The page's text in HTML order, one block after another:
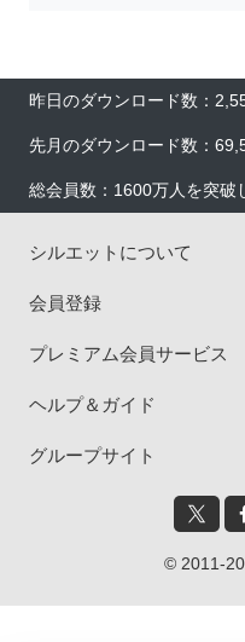
昨日のダウンロード数：
先月のダウンロード数：
総会員数：1600万人を突破
シルエットについて
会員登録
プレミアム会員サービス
ヘルプ＆ガイド
グループサイト
© 2011-